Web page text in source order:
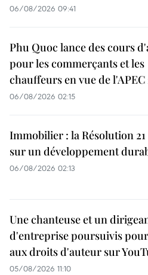
06/08/2026 09:41
Phu Quoc lance des cours
pour les commerçants et les
chauffeurs en vue de l'APEC
06/08/2026 02:15
Immobilier : la Résolution 21
sur un développement
06/08/2026 02:13
Une chanteuse et un
d'entreprise poursuivis
aux droits d'auteur sur
05/08/2026 11:10